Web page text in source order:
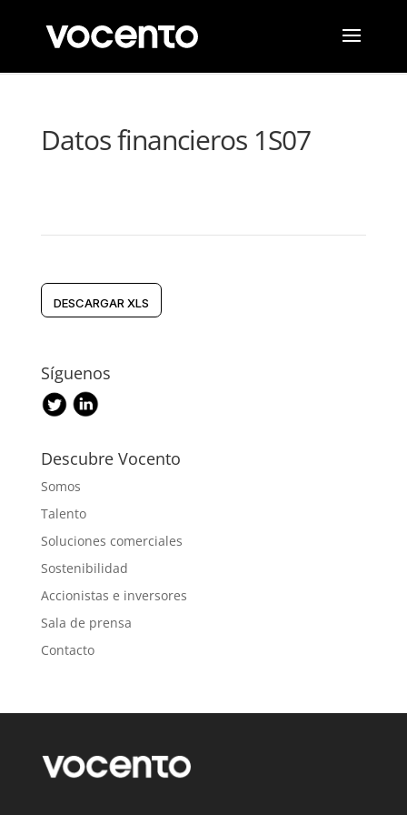
Datos financieros 1S07
DESCARGAR XLS
Síguenos
Descubre Vocento
Somos
Talento
Soluciones comerciales
Sostenibilidad
Accionistas e inversores
Sala de prensa
Contacto